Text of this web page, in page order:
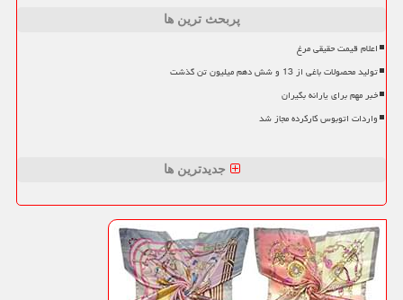
پربحث ترین ها
اعلام قیمت حقیقی مرغ
تولید محصولات باغی از 13 و شش دهم میلیون تن گذشت
خبر مهم برای یارانه بگیران
واردات اتوبوس کارکرده مجاز شد
جدیدترین ها